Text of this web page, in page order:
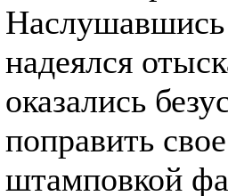
Наслушавшись
надеялся
оказались
поправить
штамповкой